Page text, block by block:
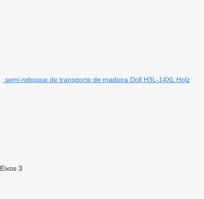
semi-reboque de transporte de madeira Doll H3L-14XL Holz
Eixos 3